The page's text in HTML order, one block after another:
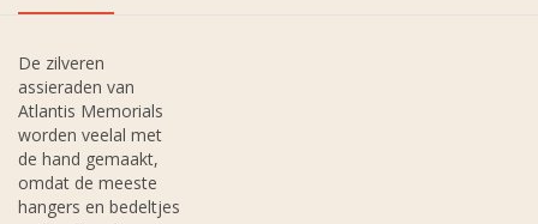
De zilveren
assieraden van
Atlantis Memorials
worden veelal met
de hand gemaakt,
omdat de meeste
hangers en bedeltjes